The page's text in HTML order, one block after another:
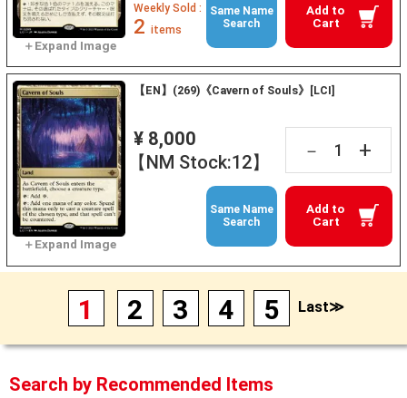
Add to
Cart
Weekly Sold :
2 items
Same Name
Search
【EN】(269)《Cavern of Souls》[LCI]
¥ 8,000
【NM Stock:12】
－ +
Add to
Cart
Same Name
Search
1 2 3 4 5 Last≫
Search by Recommended Items